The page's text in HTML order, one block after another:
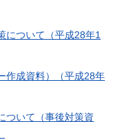
について（平成28年1
作成資料）（平成28年
ついて（事後対策資